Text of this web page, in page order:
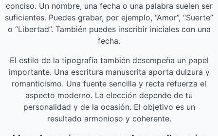
conciso. Un nombre, una fecha o una palabra suelen ser
suficientes. Puedes grabar, por ejemplo, “Amor”, “Suerte”
o “Libertad”. También puedes inscribir iniciales con una
fecha.
El estilo de la tipografía también desempeña un papel
importante. Una escritura manuscrita aporta dulzura y
romanticismo. Una fuente sencilla y recta refuerza el
aspecto moderno. La elección depende de tu
personalidad y de la ocasión. El objetivo es un
resultado armonioso y coherente.